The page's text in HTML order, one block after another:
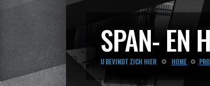
SPAN- EN
U BEVINDT ZICH HIER HOME